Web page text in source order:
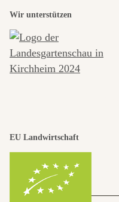
Wir unterstützen
EU Landwirtschaft